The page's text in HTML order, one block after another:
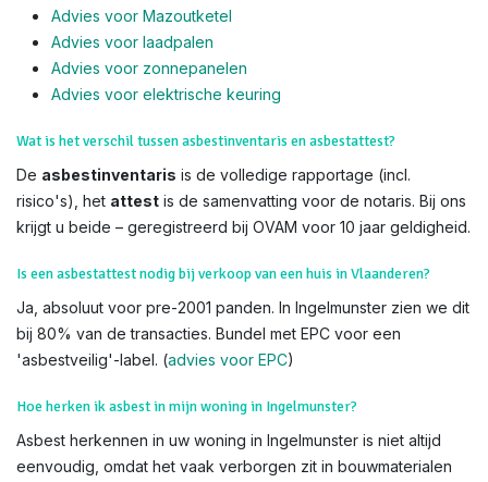
Advies voor Mazoutketel
Advies voor laadpalen
Advies voor zonnepanelen
Advies voor elektrische keuring
Wat is het verschil tussen asbestinventaris en asbestattest?
De asbestinventaris is de volledige rapportage (incl.
risico's), het attest is de samenvatting voor de notaris. Bij ons
krijgt u beide – geregistreerd bij OVAM voor 10 jaar geldigheid.
Is een asbestattest nodig bij verkoop van een huis in Vlaanderen?
Ja, absoluut voor pre-2001 panden. In Ingelmunster zien we dit
bij 80% van de transacties. Bundel met EPC voor een
'asbestveilig'-label. (advies voor EPC)
Hoe herken ik asbest in mijn woning in Ingelmunster?
Asbest herkennen in uw woning in Ingelmunster is niet altijd
eenvoudig, omdat het vaak verborgen zit in bouwmaterialen